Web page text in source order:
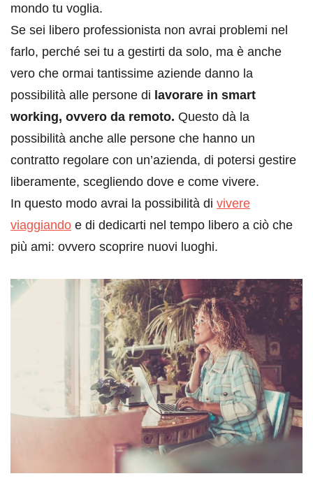
mondo tu voglia.
Se sei libero professionista non avrai problemi nel
farlo, perché sei tu a gestirti da solo, ma è anche
vero che ormai tantissime aziende danno la
possibilità alle persone di lavorare in smart
working, ovvero da remoto. Questo dà la
possibilità anche alle persone che hanno un
contratto regolare con un’azienda, di potersi gestire
liberamente, scegliendo dove e come vivere.
In questo modo avrai la possibilità di vivere
viaggiando e di dedicarti nel tempo libero a ciò che
più ami: ovvero scoprire nuovi luoghi.